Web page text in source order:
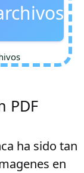
PDF
ha sido tan
en